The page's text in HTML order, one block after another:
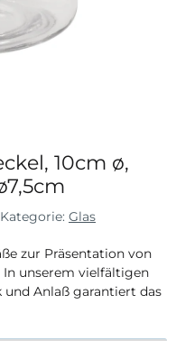
10cm ø,
Kategorie: Glas
zur Präsentation von
unserem vielfältigen
Anlaß garantiert das